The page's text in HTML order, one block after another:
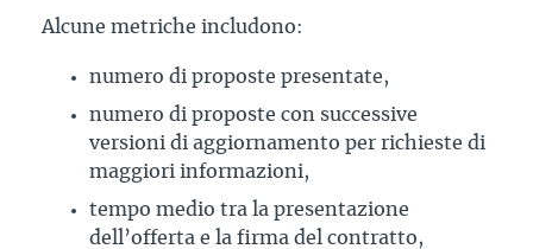
Alcune metriche includono:
numero di proposte presentate,
numero di proposte con successive
versioni di aggiornamento per richieste di
maggiori informazioni,
tempo medio tra la presentazione
dell’offerta e la firma del contratto,